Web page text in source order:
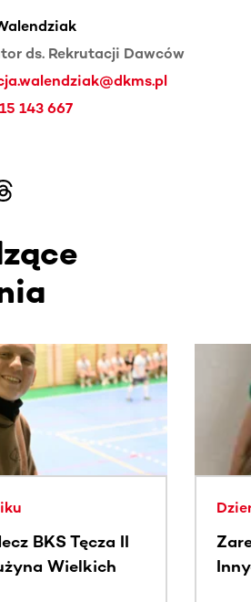
ds. Rekrutacji Dawców
143 667
przewijane w poziomie. Użyj
BKS Tęcza II
Wielkich